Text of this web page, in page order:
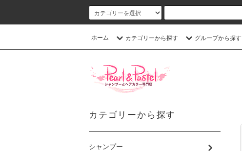
ホーム カテゴリーから探す グループから探す
カテゴリーから探す
シャンプー